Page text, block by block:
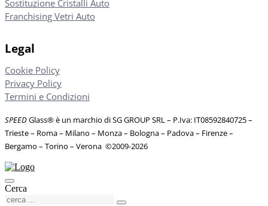
Sostituzione Cristalli Auto
Franchising Vetri Auto
Legal
Cookie Policy
Privacy Policy
Termini e Condizioni
SPEEDGlass® è un marchio di SG GROUP SRL – P.Iva: IT08592840725–
Trieste – Roma – Milano – Monza – Bologna – Padova – Firenze –
Bergamo – Torino – Verona ©2009-2026
Cerca